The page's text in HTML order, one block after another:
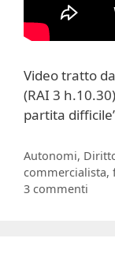
Video tratto
(RAI 3
partita
Categorie
Autonomi,
Tag
commercialista,
3 commenti